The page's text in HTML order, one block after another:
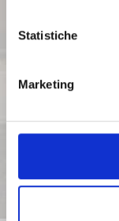
Statistiche
Marketing